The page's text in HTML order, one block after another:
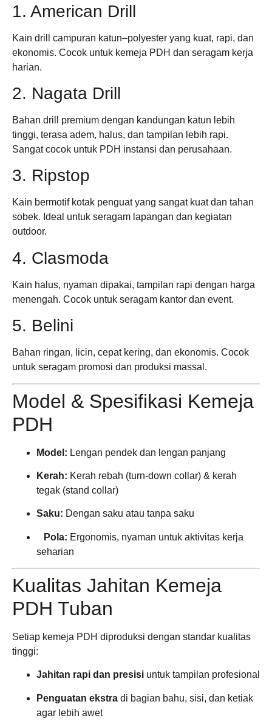
1. American Drill
Kain drill campuran katun–polyester yang kuat, rapi, dan
ekonomis. Cocok untuk kemeja PDH dan seragam kerja
harian.
2. Nagata Drill
Bahan drill premium dengan kandungan katun lebih
tinggi, terasa adem, halus, dan tampilan lebih rapi.
Sangat cocok untuk PDH instansi dan perusahaan.
3. Ripstop
Kain bermotif kotak penguat yang sangat kuat dan tahan
sobek. Ideal untuk seragam lapangan dan kegiatan
outdoor.
4. Clasmoda
Kain halus, nyaman dipakai, tampilan rapi dengan harga
menengah. Cocok untuk seragam kantor dan event.
5. Belini
Bahan ringan, licin, cepat kering, dan ekonomis. Cocok
untuk seragam promosi dan produksi massal.
Model & Spesifikasi Kemeja
PDH
Model: Lengan pendek dan lengan panjang
Kerah: Kerah rebah (turn-down collar) & kerah
tegak (stand collar)
Saku: Dengan saku atau tanpa saku
Pola: Ergonomis, nyaman untuk aktivitas kerja
seharian
Kualitas Jahitan Kemeja
PDH Tuban
Setiap kemeja PDH diproduksi dengan standar kualitas
tinggi:
Jahitan rapi dan presisi untuk tampilan profesional
Penguatan ekstra di bagian bahu, sisi, dan ketiak
agar lebih awet